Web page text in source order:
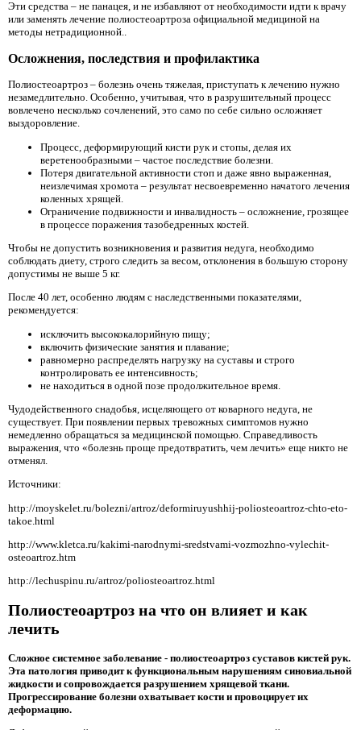
Эти средства – не панацея, и не избавляют от необходимости идти к врачу
или заменять лечение полиостеоартроза официальной медициной на
методы нетрадиционной..
Осложнения, последствия и профилактика
Полиостеоартроз – болезнь очень тяжелая, приступать к лечению нужно
незамедлительно. Особенно, учитывая, что в разрушительный процесс
вовлечено несколько сочленений, это само по себе сильно осложняет
выздоровление.
Процесс, деформирующий кисти рук и стопы, делая их
веретенообразными – частое последствие болезни.
Потеря двигательной активности стоп и даже явно выраженная,
неизлечимая хромота – результат несвоевременно начатого лечения
коленных хрящей.
Ограничение подвижности и инвалидность – осложнение, грозящее
в процессе поражения тазобедренных костей.
Чтобы не допустить возникновения и развития недуга, необходимо
соблюдать диету, строго следить за весом, отклонения в большую сторону
допустимы не выше 5 кг.
После 40 лет, особенно людям с наследственными показателями,
рекомендуется:
исключить высококалорийную пищу;
включить физические занятия и плавание;
равномерно распределять нагрузку на суставы и строго
контролировать ее интенсивность;
не находиться в одной позе продолжительное время.
Чудодейственного снадобья, исцеляющего от коварного недуга, не
существует. При появлении первых тревожных симптомов нужно
немедленно обращаться за медицинской помощью. Справедливость
выражения, что «болезнь проще предотвратить, чем лечить» еще никто не
отменял.
Источники:
http://moyskelet.ru/bolezni/artroz/deformiruyushhij-poliosteoartroz-chto-eto-
takoe.html
http://www.kletca.ru/kakimi-narodnymi-sredstvami-vozmozhno-vylechit-
osteoartroz.htm
http://lechuspinu.ru/artroz/poliosteoartroz.html
Полиостеоартроз на что он влияет и как
лечить
Сложное системное заболевание - полиостеоартроз суставов кистей рук.
Эта патология приводит к функциональным нарушениям синовиальной
жидкости и сопровождается разрушением хрящевой ткани.
Прогрессирование болезни охватывает кости и провоцирует их
деформацию.